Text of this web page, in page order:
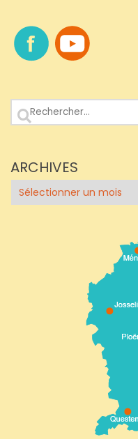
Rechercher :
ARCHIVES
Archives